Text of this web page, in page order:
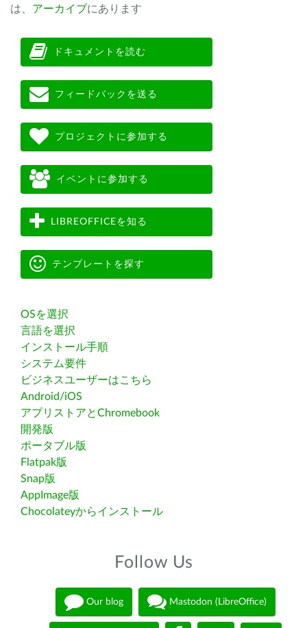
は、 アーカイブにあります
ドキュメントを読む
フィードバックを送る
プロジェクトに参加する
イベントに参加する
LIBREOFFICEを知る
テンプレートを探す
OSを選択
言語を選択
インストール手順
システム要件
ビジネスユーザーはこちら
Android/iOS
アプリストアとChromebook
開発版
ポータブル版
Flatpak版
Snap版
AppImage版
Chocolateyからインストール
Follow Us
Our blog Mastodon (LibreOffice)